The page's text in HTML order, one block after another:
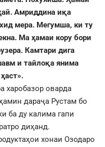
Амриддина иқа
мера. Мегумша, ки ту
Ма ҳамаи кору бори
Камтари дига
и тайлоқа янима
.
харобазор оварда
дараҷа Рустам бо
ба ду калима гапи
диҳанд.
хонаи Озодаро